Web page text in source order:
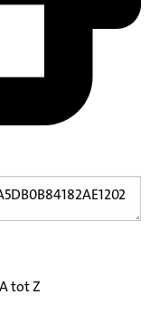
tot Z